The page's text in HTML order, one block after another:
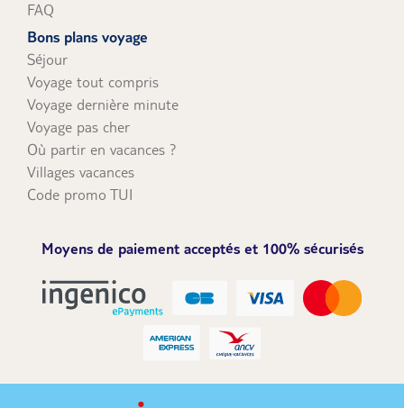
FAQ
Bons plans voyage
Séjour
Voyage tout compris
Voyage dernière minute
Voyage pas cher
Où partir en vacances ?
Villages vacances
Code promo TUI
Moyens de paiement acceptés et 100% sécurisés